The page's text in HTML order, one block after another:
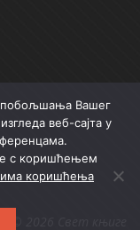
побољшања Вашег
веб-сајта у
с коришћењем
коришћења